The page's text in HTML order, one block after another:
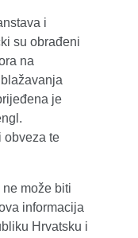
i
su obrađeni
na
je
obveza te
može biti
informacija
Hrvatsku i